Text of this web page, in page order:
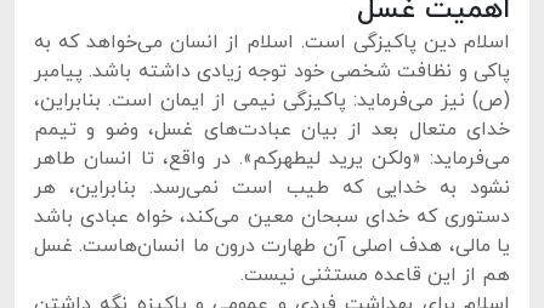
اهمیت غسل
اسلام دین پاکیزگی است. اسلام از انسان می‌خواهد که به
پاکی و نظافت شخصی خود توجه زیادی داشته باشد. پیامبر
(ص) نیز می‌فرماید: پاکیزگی نیمی از ایمان است. بنابراین،
خدای متعال بعد از بیان عبادت‌های غسل، وضو و تیمم
می‌فرماید: «ولکن یرید لیطهرکم». در واقع، تا انسان طاهر
نشود به خدایی که طیب است نمی‌رسد. بنابراین، هر
دستوری که خدای سبحان معین می‌کند، خواه عبادی باشد
یا مالی، هدف اصلی آن طهارت درون ما انسان‌هاست. غسل
هم از این قاعده مستثنی نیست.